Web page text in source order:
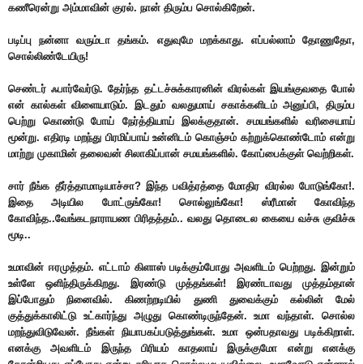
கணீரென்று அம்மாவின் குரல். நான் திரும்ப சொல்கிறேன்.
படிப்பு நன்னா வரும்டா தங்கம். எதுவுமே மறக்காது. எப்பல்லாம் தோணுதோ,
சொல்லிண்டேயிரு!
செண்டர் ஃபார்வேர்டு. தேர்ந்த தட்டச்சுக்காரனின் விரல்கள் இயங்குவதை போல்
என் கால்கள் விளையாடும். இடதும் வலதுமாய் சகாக்களிடம் அனுப்பி, திரும்ப
பெற்று கொண்டு போய் நேர்த்தியாய் இலக்குதான். சமயங்களில் வரிசையாய்
மூன்று. எதிரடி மறந்து பிரமிப்பாய் உன்னிடம் கொஞ்சம் கற்றுக்கொண்டோம் என்று
மாற்று முகாமின் தலைவன் சிலாகிப்பான் சமயங்களில். கோப்பைக்குள் வெற்றிகள்.
சார் நீங்க தீர்த்தாமாடியாச்சா? இந்த பவித்ரத்தை மோதிர விரல்ல போடுங்கோ!.
இதை அடியில போட்ருங்கோ!சொல்லுங்கோ! ஸ்ரீமான் கோவிந்த
கோவிந்த..வேங்கடநாராயண பிரிதத்தம்.. வலது தொடைல கையை வச்சு குவிச்சு
மூடி..
உமாவின் ஈரமுத்தம். எட்டாம் கிளாஸ் படிக்கும்போது அவளிடம் பெற்றது. இன்றும்
உள்ளே ஒளிந்திருக்கிறது. இரண்டு முத்தங்கள்! இரண்டாவது முத்தம்தான்
இப்போதும் நினைவில். கிணற்றடியில் துணி துவைக்கும் கல்லின் மேல்
குத்துக்காலிட்டு உட்கார்ந்து அழுது கொண்டிருந்தேன். உமா வந்தாள். சொல்ல
மறந்துவிடுவேன். நீங்கள் நியாபகப்படுத்துங்கள். உமா ஒன்பதாவது படிக்கிறாள்.
எனக்கு அவளிடம் இருந்த பிரியம் காதலாய் இருக்குமோ என்று எனக்கு